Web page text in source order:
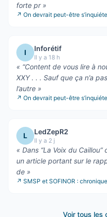
forte pr»
↗ On devrait peut-être
I Inforétif
Il y a 18 h
« “Content de vous lire à
XXY . . . Sauf que ça n’a
l’autre »
↗ On devrait peut-être
L LedZepR2
Il y a 2 j
« Dans “La Voix du
un article portant sur le
de »
↗ SMSP et SOFINOR :
Voir tous les